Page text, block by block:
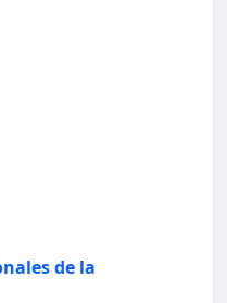
de la